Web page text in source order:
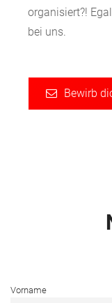
organisiert?!
bei uns.
Bewirb
Vorname